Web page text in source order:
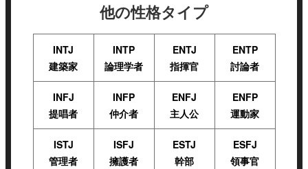
他の性格タイプ
INTJ
建築家
INTP
論理学者
ENTJ
指揮官
ENTP
討論者
INFJ
提唱者
INFP
仲介者
ENFJ
主人公
ENFP
運動家
ISTJ
管理者
ISFJ
擁護者
ESTJ
幹部
ESFJ
領事官